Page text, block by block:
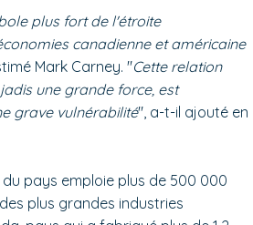
plus fort de l'étroite
canadienne et américaine
Mark Carney. "Cette relation
une grande force, est
grave vulnérabilité", a-t-il ajouté en
pays emploie plus de 500 000
plus grandes industries